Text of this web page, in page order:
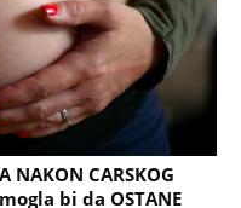
CARSKOG
bi da OSTANE